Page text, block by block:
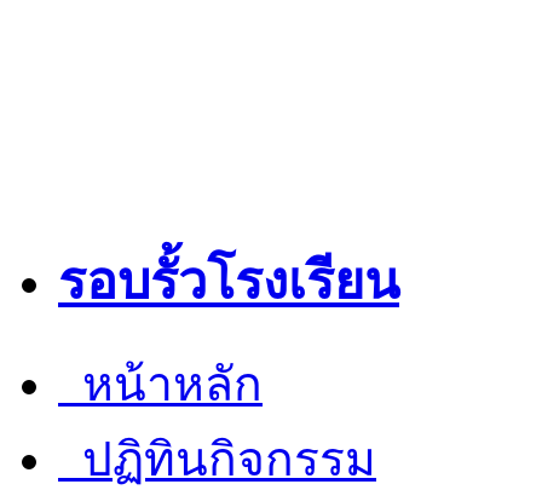
รอบรั้วโรงเรียน
หน้าหลัก
ปฏิทินกิจกรรม